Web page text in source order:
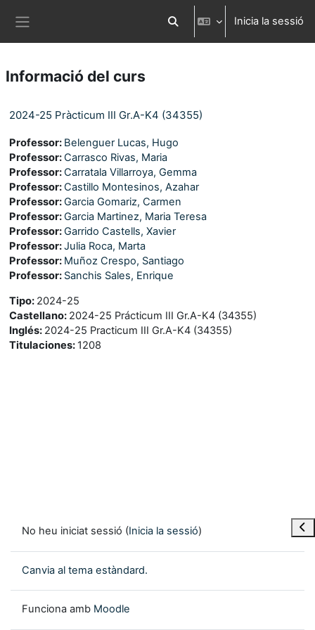
Commuta l'entrada de la cerca
Inicia la sessió
Informació del curs
2024-25 Pràcticum III Gr.A-K4 (34355)
Professor: Belenguer Lucas, Hugo
Professor:Carrasco Rivas, Maria
Professor:Carratala Villarroya, Gemma
Professor:Castillo Montesinos, Azahar
Professor:Garcia Gomariz, Carmen
Professor:Garcia Martinez, Maria Teresa
Professor:Garrido Castells, Xavier
Professor:Julia Roca, Marta
Professor: Muñoz Crespo, Santiago
Professor: Sanchis Sales, Enrique
Tipo: 2024-25
Castellano: 2024-25 Prácticum III Gr.A-K4 (34355)
Inglés: 2024-25 Practicum III Gr.A-K4 (34355)
Titulaciones: 1208
No heu iniciat sessió (Inicia la sessió)
Canvia al tema estàndard.
Funciona amb Moodle